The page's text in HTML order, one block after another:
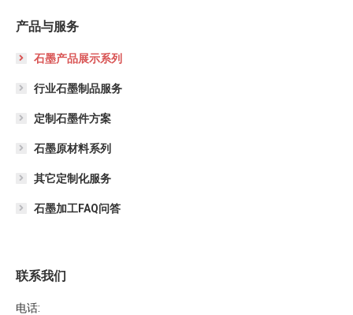
产品与服务
石墨产品展示系列
行业石墨制品服务
定制石墨件方案
石墨原材料系列
其它定制化服务
石墨加工FAQ问答
联系我们
电话: